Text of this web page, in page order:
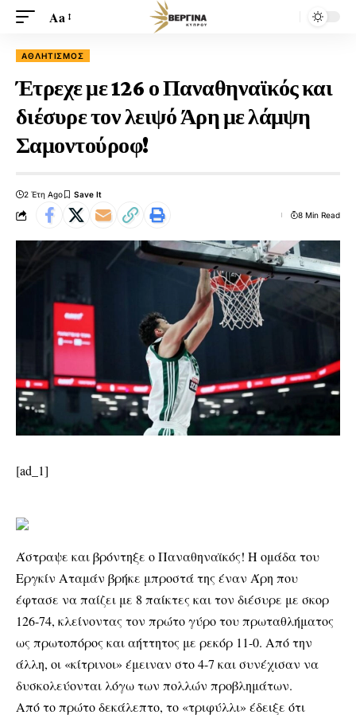
Aa
ΑΘΛΗΤΙΣΜΌΣ
Έτρεχε με 126 ο Παναθηναϊκός και
διέσυρε τον λειψό Άρη με λάμψη
Σαμοντούροφ!
2 Έτη Ago
8 Min Read
[ad_1]
Άστραψε και βρόντηξε ο Παναθηναϊκός! Η ομάδα του
Εργκίν Αταμάν βρήκε μπροστά της έναν Άρη που
έφτασε να παίζει με 8 παίκτες και τον διέσυρε με σκορ
126-74, κλείνοντας τον πρώτο γύρο του πρωταθλήματος
ως πρωτοπόρος και αήττητος με ρεκόρ 11-0. Από την
άλλη, οι «κίτρινοι» έμειναν στο 4-7 και συνέχισαν να
δυσκολεύονται λόγω των πολλών προβλημάτων.
Από το πρώτο δεκάλεπτο, το «τριφύλλι» έδειξε ότι